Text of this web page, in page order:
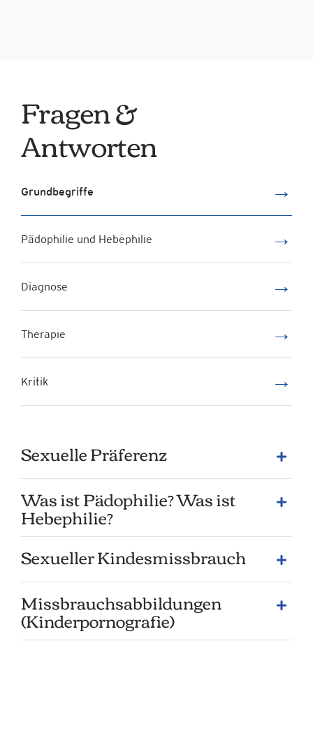
Fragen &
Antworten
Grundbegriffe →
Pädophilie und Hebephilie →
Diagnose →
Therapie →
Kritik →
Sexuelle Präferenz
Was ist Pädophilie? Was ist
Hebephilie?
Sexueller Kindesmissbrauch
Missbrauchsabbildungen
(Kinderpornografie)